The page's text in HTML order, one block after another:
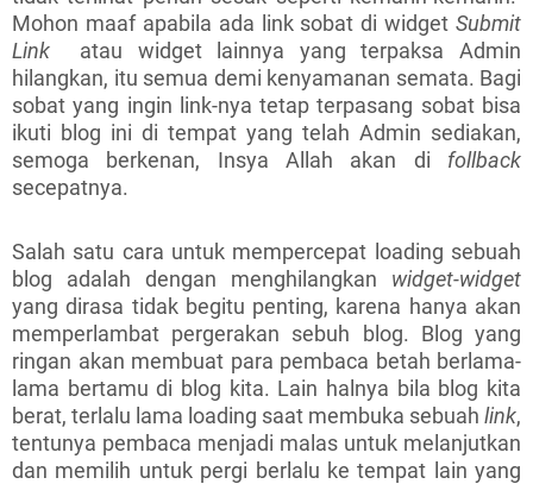
Mohon maaf apabila ada link sobat di widget Submit
Link atau widget lainnya yang terpaksa Admin
hilangkan, itu semua demi kenyamanan semata. Bagi
sobat yang ingin link-nya tetap terpasang sobat bisa
ikuti blog ini di tempat yang telah Admin sediakan,
semoga berkenan, Insya Allah akan di follback
secepatnya.
Salah satu cara untuk mempercepat loading sebuah
blog adalah dengan menghilangkan widget-widget
yang dirasa tidak begitu penting, karena hanya akan
memperlambat pergerakan sebuh blog. Blog yang
ringan akan membuat para pembaca betah berlama-
lama bertamu di blog kita. Lain halnya bila blog kita
berat, terlalu lama loading saat membuka sebuah link,
tentunya pembaca menjadi malas untuk melanjutkan
dan memilih untuk pergi berlalu ke tempat lain yang